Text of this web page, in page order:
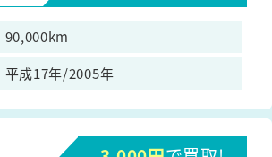
90,000km
平成17年/2005年